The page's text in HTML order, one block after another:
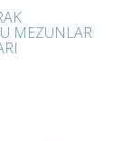
MEZUNLAR